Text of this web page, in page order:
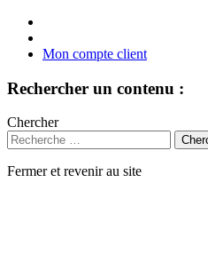
Mon compte client
Rechercher un contenu :
Chercher
Fermer et revenir au site